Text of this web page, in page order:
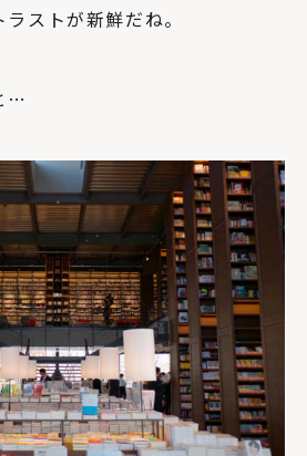
ストが新鮮だね。
…